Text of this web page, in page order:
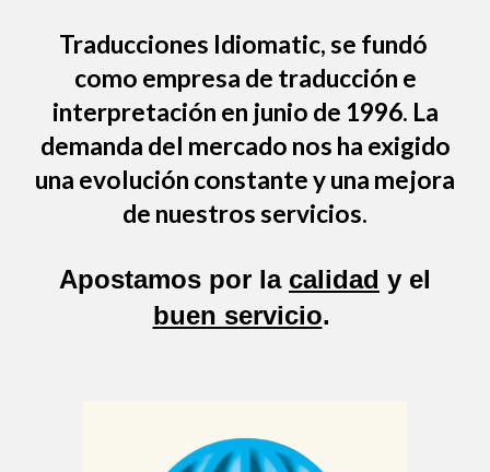
Traducciones Idiomatic, se fundó
como empresa de traducción e
interpretación en junio de 1996. La
demanda del mercado nos ha exigido
una evolución constante y una mejora
de nuestros servicios.
Apostamos por la calidad y el
buen servicio.